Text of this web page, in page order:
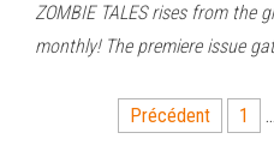
ZOMBIE TALES rises from the
monthly! The premiere issue
Précédent 1 …